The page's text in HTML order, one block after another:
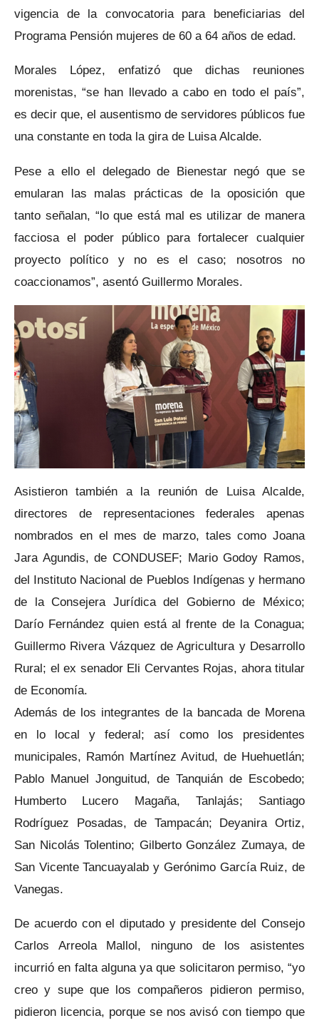
vigencia de la convocatoria para beneficiarias del
Programa Pensión mujeres de 60 a 64 años de edad.
Morales López, enfatizó que dichas reuniones
morenistas, “se han llevado a cabo en todo el país”,
es decir que, el ausentismo de servidores públicos fue
una constante en toda la gira de Luisa Alcalde.
Pese a ello el delegado de Bienestar negó que se
emularan las malas prácticas de la oposición que
tanto señalan, “lo que está mal es utilizar de manera
facciosa el poder público para fortalecer cualquier
proyecto político y no es el caso; nosotros no
coaccionamos”, asentó Guillermo Morales.
Asistieron también a la reunión de Luisa Alcalde,
directores de representaciones federales apenas
nombrados en el mes de marzo, tales como Joana
Jara Agundis, de CONDUSEF; Mario Godoy Ramos,
del Instituto Nacional de Pueblos Indígenas y hermano
de la Consejera Jurídica del Gobierno de México;
Darío Fernández quien está al frente de la Conagua;
Guillermo Rivera Vázquez de Agricultura y Desarrollo
Rural; el ex senador Eli Cervantes Rojas, ahora titular
de Economía.
Además de los integrantes de la bancada de Morena
en lo local y federal; así como los presidentes
municipales, Ramón Martínez Avitud, de Huehuetlán;
Pablo Manuel Jonguitud, de Tanquián de Escobedo;
Humberto Lucero Magaña, Tanlajás; Santiago
Rodríguez Posadas, de Tampacán; Deyanira Ortiz,
San Nicolás Tolentino; Gilberto González Zumaya, de
San Vicente Tancuayalab y Gerónimo García Ruiz, de
Vanegas.
De acuerdo con el diputado y presidente del Consejo
Carlos Arreola Mallol, ninguno de los asistentes
incurrió en falta alguna ya que solicitaron permiso, “yo
creo y supe que los compañeros pidieron permiso,
pidieron licencia, porque se nos avisó con tiempo que